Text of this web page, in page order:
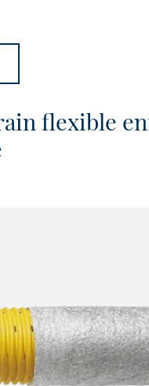
flexible